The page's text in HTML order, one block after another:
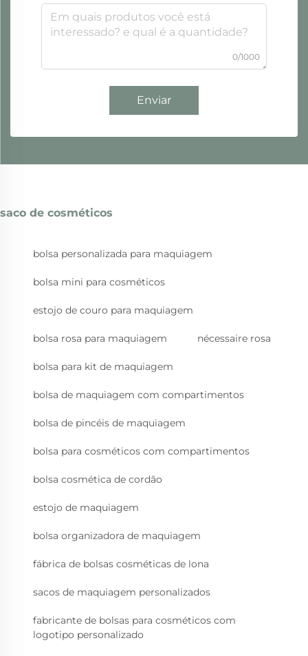
0/1000
Enviar
saco de cosméticos
bolsa personalizada para maquiagem
bolsa mini para cosméticos
estojo de couro para maquiagem
bolsa rosa para maquiagem nécessaire rosa
bolsa para kit de maquiagem
bolsa de maquiagem com compartimentos
bolsa de pincéis de maquiagem
bolsa para cosméticos com compartimentos
bolsa cosmética de cordão
estojo de maquiagem
bolsa organizadora de maquiagem
fábrica de bolsas cosméticas de lona
sacos de maquiagem personalizados
fabricante de bolsas para cosméticos com
logotipo personalizado